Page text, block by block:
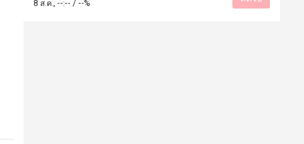
8 ส.ค., --:-- / --%